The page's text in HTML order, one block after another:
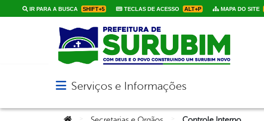
IR PARA A BUSCA SHIFT+5 TECLAS DE ACESSO ALT+P MAPA DO SITE
Abrir menu principal de navegação
Serviços e Informações